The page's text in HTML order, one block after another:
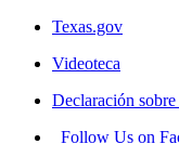
Texas.gov
Videoteca
Declaración
Follow Us on